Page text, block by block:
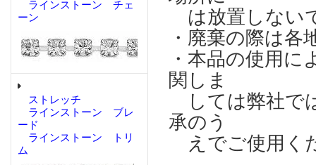
ラインストーン チェ
ーン
ストレッチ
ラインストーン ブレ
ード
ラインストーン トリ
ム
は放置しない
・廃棄の際は
・本品の使用
関しま
しては弊社で
承のう
えでご使用く